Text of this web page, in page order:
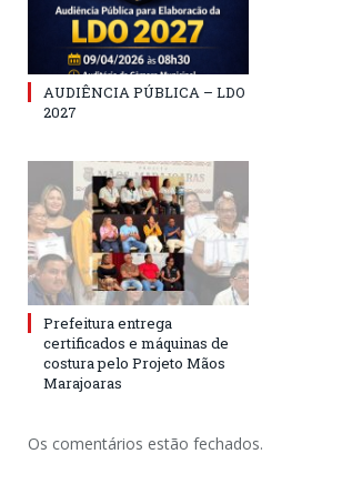
AUDIÊNCIA PÚBLICA – LDO
2027
Prefeitura entrega
certificados e máquinas de
costura pelo Projeto Mãos
Marajoaras
Os comentários estão fechados.